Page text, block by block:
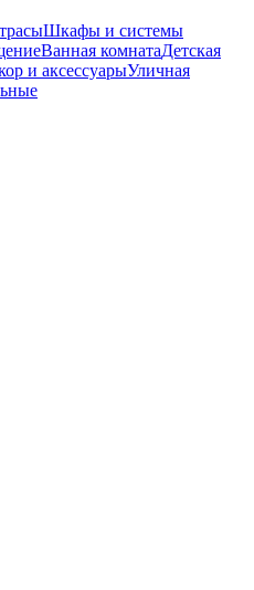
Шкафы и системы
Ванная комнатаДетская
и аксессуарыУличная